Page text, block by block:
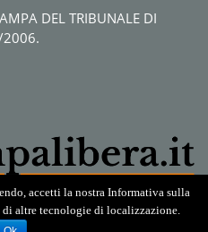
DEL TRIBUNALE DI
2006.
accetti la nostra Informativa sulla
altre tecnologie di localizzazione.